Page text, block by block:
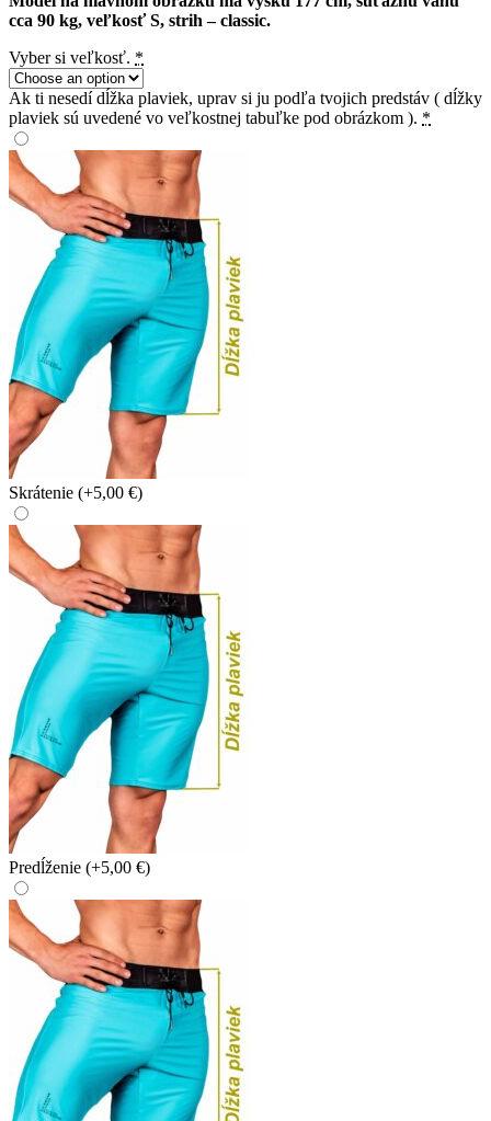
cca 90 kg, veľkosť S, strih – classic.
Vyber si veľkosť. *
Ak ti nesedí dĺžka plaviek, uprav si ju podľa tvojich predstáv ( dĺžky
plaviek sú uvedené vo veľkostnej tabuľke pod obrázkom ). *
Skrátenie (+5,00 €)
Predĺženie (+5,00 €)